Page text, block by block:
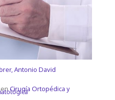
Antonio David
enCirugía Ortopédica y